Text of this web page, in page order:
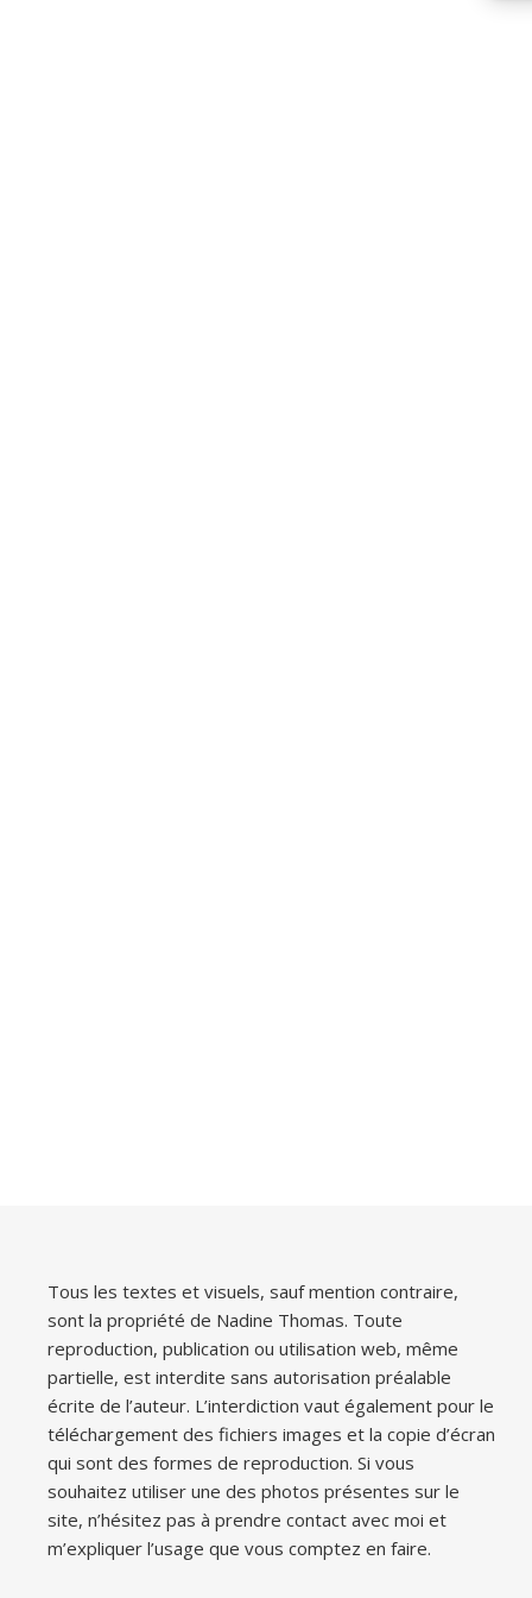
Tous les textes et visuels, sauf mention contraire,
sont la propriété de Nadine Thomas. Toute
reproduction, publication ou utilisation web, même
partielle, est interdite sans autorisation préalable
écrite de l’auteur. L’interdiction vaut également pour le
téléchargement des fichiers images et la copie d’écran
qui sont des formes de reproduction. Si vous
souhaitez utiliser une des photos présentes sur le
site, n’hésitez pas à prendre contact avec moi et
m’expliquer l’usage que vous comptez en faire.